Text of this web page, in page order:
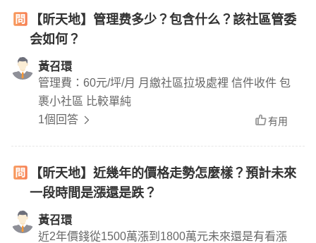
【昕天地】管理费多少？包含什么？該社區管委
会如何？
黃召環
管理費：60元/坪/月 月繳社區拉圾處裡 信件收件 包
裹小社區 比較單純
1個回答
有用
【昕天地】近幾年的價格走勢怎麼樣？預計未來
一段時間是漲還是跌？
黃召環
近2年價錢從1500萬漲到1800萬元未來還是有看漲